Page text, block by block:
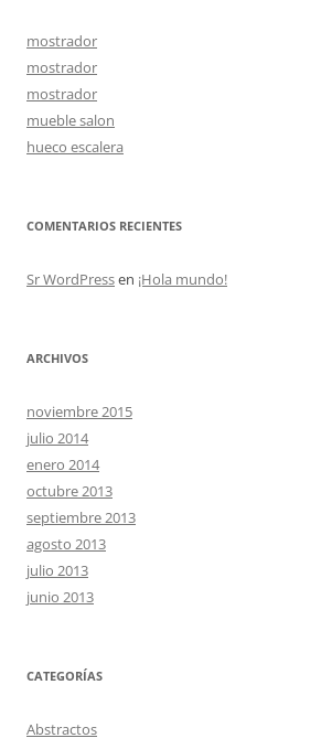
mostrador
mostrador
mostrador
mueble salon
hueco escalera
COMENTARIOS RECIENTES
Sr WordPressen ¡Hola mundo!
ARCHIVOS
noviembre 2015
julio 2014
enero 2014
octubre 2013
septiembre 2013
agosto 2013
julio 2013
junio 2013
CATEGORÍAS
Abstractos